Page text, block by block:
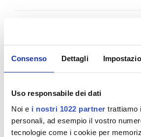
Consenso Dettagli
Uso responsabile dei dati
Noi e i nostri 1022 partner trattiamo
personali, ad esempio il vostro
tecnologie come i cookie per
Lavori - Manifestazione
APP1100509
Ampliamento ed adeguamento
depurazione delle acque reflue di
VISUALIZZA DOCUMENTI